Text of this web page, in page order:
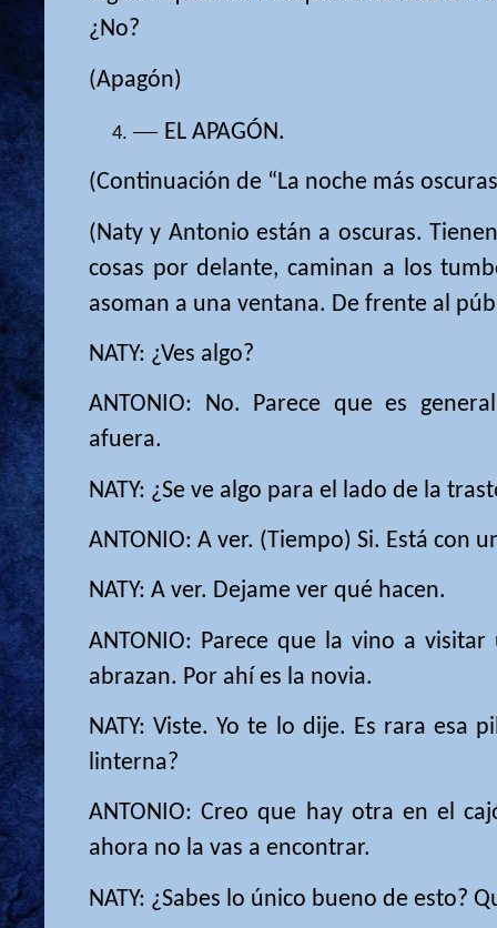
¿No?
(Apagón)
— EL APAGÓN.
(Continuación de “La noche más
(Naty y Antonio están a oscuras.
cosas por delante, caminan a los
asoman a una ventana. De frente al
NATY: ¿Ves algo?
ANTONIO: No. Parece que es
afuera.
NATY: ¿Se ve algo para el lado de la
ANTONIO: A ver. (Tiempo) Si. Está con
NATY: A ver. Dejame ver qué hacen.
ANTONIO: Parece que la vino a visitar
abrazan. Por ahí es la novia.
NATY: Viste. Yo te lo dije. Es rara esa
linterna?
ANTONIO: Creo que hay otra en el
ahora no la vas a encontrar.
NATY: ¿Sabes lo único bueno de esto?